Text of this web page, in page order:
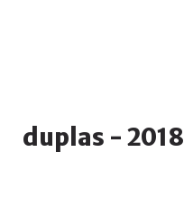
duplas - 2018